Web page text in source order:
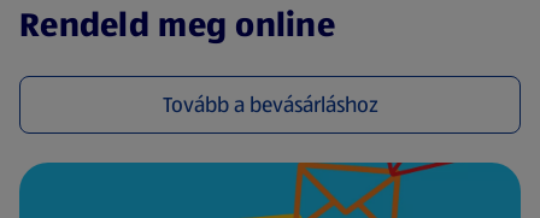
Rendeld meg online
Tovább a bevásárláshoz
(új oldalon nyílik meg)